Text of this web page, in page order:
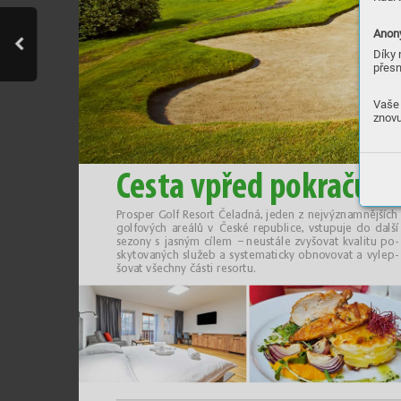
Díky
Cesta vpřed pokraču
Prosper Gol f Resort Čelad ná, j eden znejvýznamnějších
gol fových areál ů v České repu bl ice, vstupuje do da lší
sezony s jasným cílem – neustále zvyšovat kval itu po‑
skytovaných s lužeb a systematicky obnovovat a vylep‑
šovat všechny části resortu.